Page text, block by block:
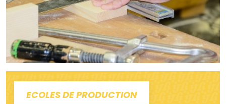
ECOLES DE PRODUCTION